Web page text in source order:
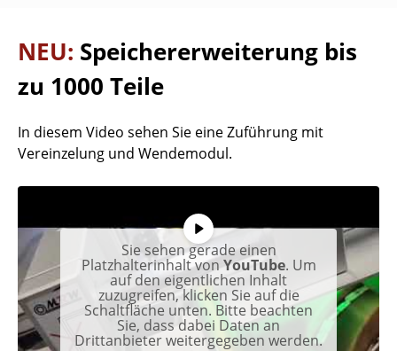
NEU: Speichererweiterung bis
zu 1000 Teile
In diesem Video sehen Sie eine Zuführung mit
Vereinzelung und Wendemodul.
Sie sehen gerade einen
Platzhalterinhalt vonYouTube. Um
auf den eigentlichen Inhalt
zuzugreifen, klicken Sie auf die
Schaltfläche unten. Bitte beachten
Sie, dass dabei Daten an
Drittanbieter weitergegeben werden.